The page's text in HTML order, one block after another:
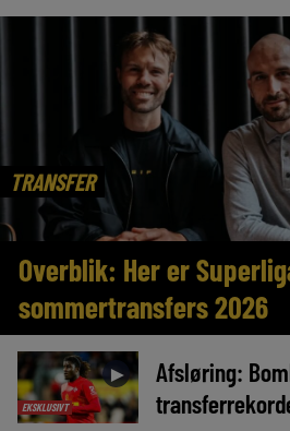
TRANSFER
Overblik: Her er
sommertransfers 2026
EKSKLUSIVT
►
Afsløring: